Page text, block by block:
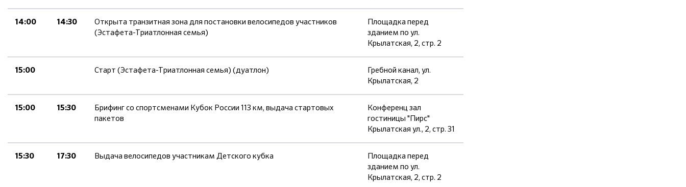
14:00 14:30
Открыта транзитная зона для постановки велосипедов участников
(Эстафета-Триатлонная семья)
Площадка перед
зданием по ул.
Крылатская, 2, стр. 2
15:00 Старт (Эстафета-Триатлонная семья) (дуатлон)
Гребной канал, ул.
Крылатская, 2
15:00 15:30
Брифинг со спортсменами Кубок России 113 км, выдача стартовых
пакетов
Конференц зал
гостиницы "Пирс"
Крылатская ул., 2, стр. 31
15:30 17:30 Выдача велосипедов участникам Детского кубка
Площадка перед
зданием по ул.
Крылатская, 2, стр. 2